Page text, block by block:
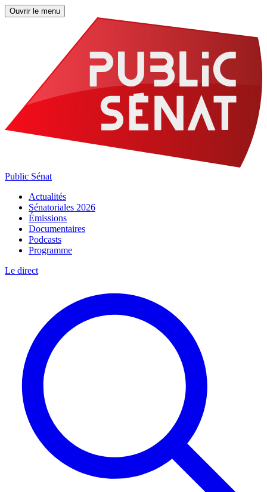
Ouvrir le menu
Public Sénat
Actualités
Sénatoriales 2026
Émissions
Documentaires
Podcasts
Programme
Le direct